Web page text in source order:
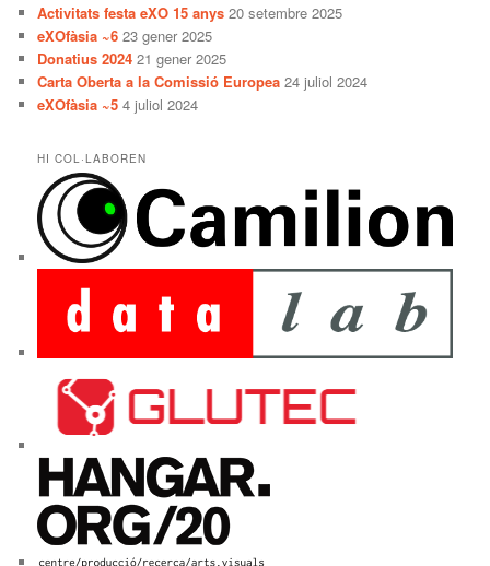
Activitats festa eXO 15 anys 20 setembre 2025
eXOfàsia ~6 23 gener 2025
Donatius 2024 21 gener 2025
Carta Oberta a la Comissió Europea 24 juliol 2024
eXOfàsia ~5 4 juliol 2024
HI COL·LABOREN